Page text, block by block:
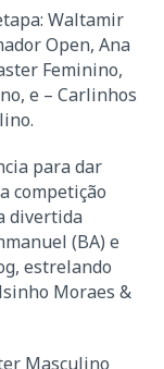
Waltamir
Open, Ana
Feminino,
e – Carlinhos
para dar
competição
divertida
(BA) e
estrelando
Moraes &
Masculino